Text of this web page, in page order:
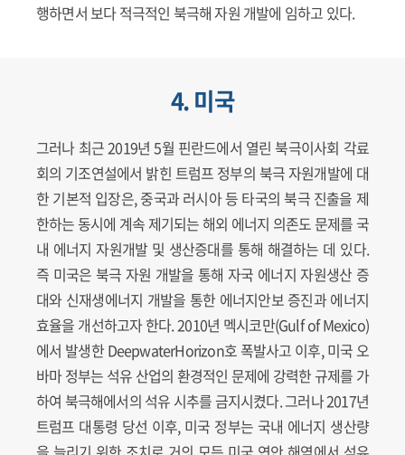
행하면서 보다 적극적인 북극해 자원 개발에 임하고 있다.
4. 미국
그러나 최근 2019년 5월 핀란드에서 열린 북극이사회 각료
회의 기조연설에서 밝힌 트럼프 정부의 북극 자원개발에 대
한 기본적 입장은, 중국과 러시아 등 타국의 북극 진출을 제
한하는 동시에 계속 제기되는 해외 에너지 의존도 문제를 국
내 에너지 자원개발 및 생산증대를 통해 해결하는 데 있다.
즉 미국은 북극 자원 개발을 통해 자국 에너지 자원생산 증
대와 신재생에너지 개발을 통한 에너지안보 증진과 에너지
효율을 개선하고자 한다. 2010년 멕시코만(Gulf of Mexico)
에서 발생한 DeepwaterHorizon호 폭발사고 이후, 미국 오
바마 정부는 석유 산업의 환경적인 문제에 강력한 규제를 가
하여 북극해에서의 석유 시추를 금지시켰다. 그러나 2017년
트럼프 대통령 당선 이후, 미국 정부는 국내 에너지 생산량